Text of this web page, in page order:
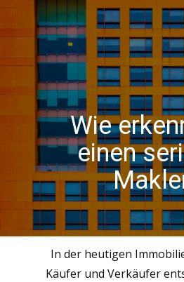
Wie
einen
In der heutigen
Käufer und Verkäufer